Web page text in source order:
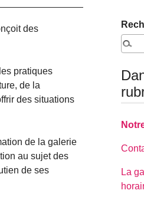
des
pratiques
de la
des situations
de la galerie
au sujet des
de ses
La